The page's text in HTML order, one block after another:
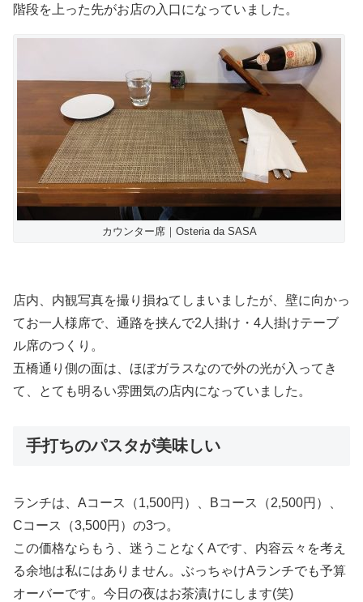
階段を上った先がお店の入口になっていました。
カウンター席｜Osteria da SASA
店内、内観写真を撮り損ねてしまいましたが、壁に向かっ
てお一人様席で、通路を挟んで2人掛け・4人掛けテーブ
ル席のつくり。
五橋通り側の面は、ほぼガラスなので外の光が入ってき
て、とても明るい雰囲気の店内になっていました。
手打ちのパスタが美味しい
ランチは、Aコース（1,500円）、Bコース（2,500円）、
Cコース（3,500円）の3つ。
この価格ならもう、迷うことなくAです、内容云々を考え
る余地は私にはありません。ぶっちゃけAランチでも予算
オーバーです。今日の夜はお茶漬けにします(笑)